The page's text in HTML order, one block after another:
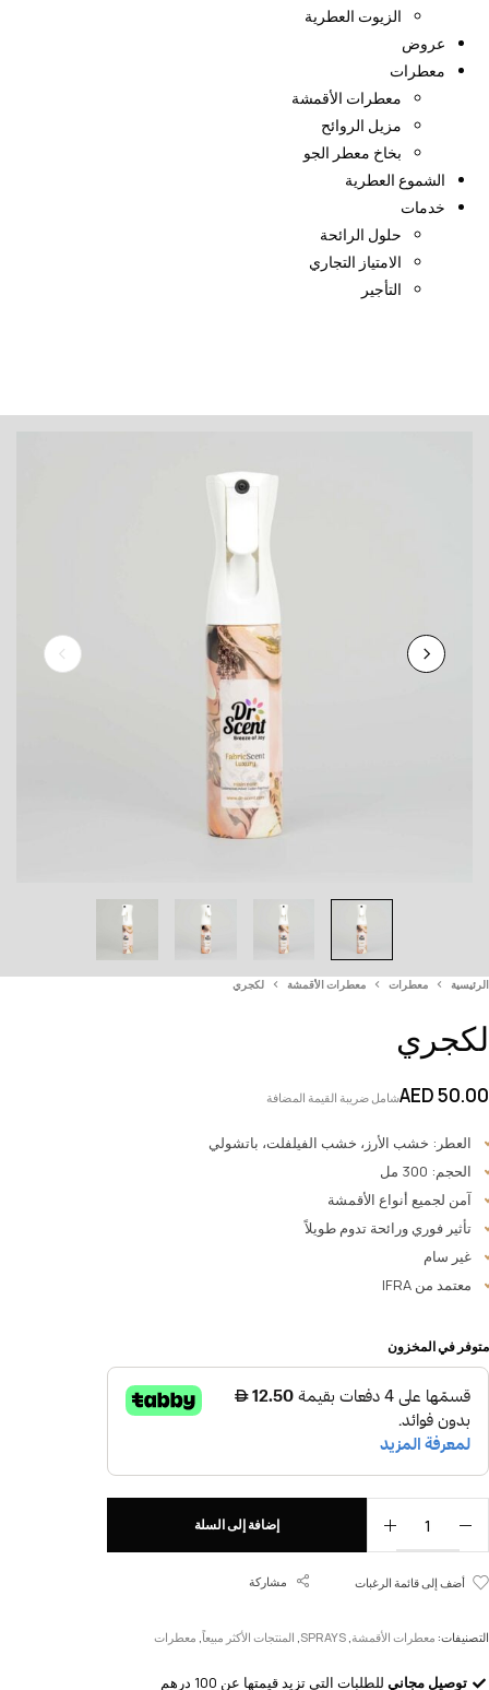
الزيوت العطرية
عروض
معطرات
معطرات الأقمشة
مزيل الروائح
بخاخ معطر الجو
الشموع العطرية
خدمات
حلول الرائحة
الامتياز التجاري
التأجير
الرئيسية معطرات معطرات الأقمشة لكجري
لكجري
AED50.00 شامل ضريبة القيمة المضافة
العطر: خشب الأرز، خشب الفيلفلت، باتشولي
الحجم: 300 مل
آمن لجميع أنواع الأقمشة
تأثير فوري ورائحة تدوم طويلاً
غير سام
معتمد من IFRA
متوفر في المخزون
إضافة إلى السلة
أضف إلى قائمة الرغبات مشاركة
التصنيفات: معطرات الأقمشة,
SPRAYS
, المنتجات الأكثر مبيعاً, معطرات
توصيل مجاني للطلبات التي تزيد قيمتها عن 100 درهم